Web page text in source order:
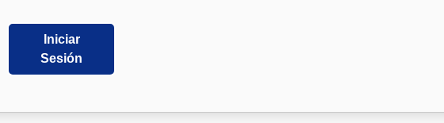
Iniciar
Sesión